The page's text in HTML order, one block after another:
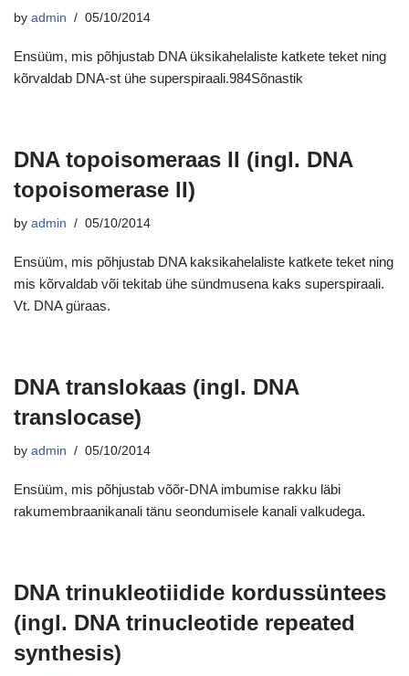
by admin 05/10/2014
Ensüüm, mis põhjustab DNA üksikahelaliste katkete teket ning
kõrvaldab DNA-st ühe superspiraali.984Sõnastik
DNA topoisomeraas II (ingl. DNA
topoisomerase II)
by admin 05/10/2014
Ensüüm, mis põhjustab DNA kaksikahelaliste katkete teket ning
mis kõrvaldab või tekitab ühe sündmusena kaks superspiraali.
Vt. DNA güraas.
DNA translokaas (ingl. DNA
translocase)
by admin 05/10/2014
Ensüüm, mis põhjustab võõr-DNA imbumise rakku läbi
rakumembraanikanali tänu seondumisele kanali valkudega.
DNA trinukleotiidide kordussüntees
(ingl. DNA trinucleotide repeated
synthesis)